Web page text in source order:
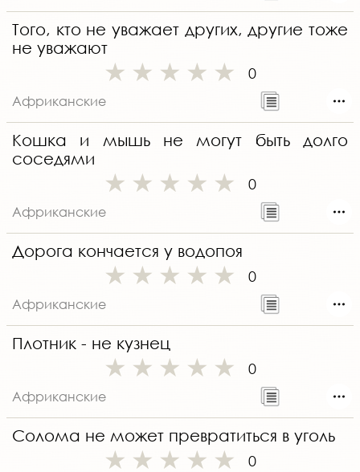
Того, кто не уважает других, другие тоже
не уважают
0
Африканские
Кошка и мышь не могут быть долго
соседями
0
Африканские
Дорога кончается у водопоя
0
Африканские
Плотник - не кузнец
0
Африканские
Солома не может превратиться в уголь
0